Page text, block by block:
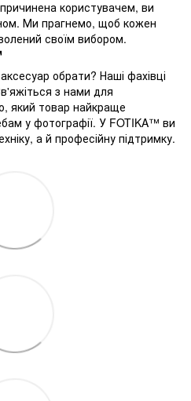
користувачем, ви
Ми прагнемо, щоб кожен
своїм вибором.
обрати? Наші фахівці
з нами для
який товар найкраще
у фотографії. У FOTIKA™ ви
а й професійну підтримку.